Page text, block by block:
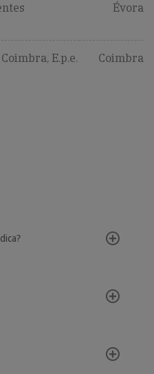
Évora
E.p.e. Coimbra